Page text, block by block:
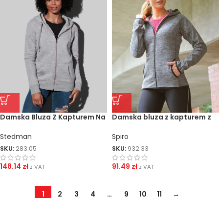
Damska Bluza Z Kapturem Na
Stedman
SKU: 283.05
148.14 zł z VAT
Damska bluza z kapturem z
Spiro
SKU: 932.33
91.49 zł z VAT
1 2 3 4 … 9 10 11 →